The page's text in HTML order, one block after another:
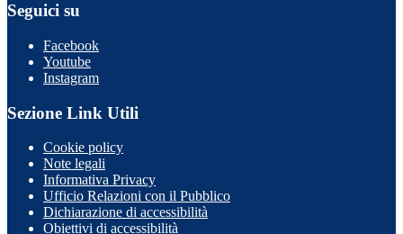
Seguici su
Facebook
Youtube
Instagram
Sezione Link Utili
Cookie policy
Note legali
Informativa Privacy
Ufficio Relazioni con il Pubblico
Dichiarazione di accessibilità
Obiettivi di accessibilità